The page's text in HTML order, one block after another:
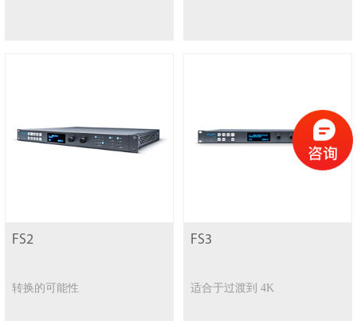
FS2
转换的可能性
FS3
适合于过渡到 4K